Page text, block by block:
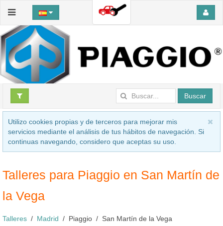
Buscar
Utilizo cookies propias y de terceros para mejorar mis
servicios mediante el análisis de tus hábitos de navegación. Si
continuas navegando, considero que aceptas su uso.
Talleres para Piaggio en San Martín de
la Vega
Talleres Madrid Piaggio San Martín de la Vega